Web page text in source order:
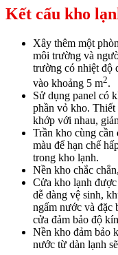
Kết cấu kho
Xây thêm một
môi trường và
trường có nhiệt độ
vào khoảng 5 m2.
Sử dụng panel có
phần vỏ kho. Thiết
khớp với nhau,
Trần kho cùng cần
màu để hạn chế
trong kho lạnh.
Nền kho chắc
Cửa kho lạnh
dễ dàng vệ sinh,
ngấm nước và đặc
cửa đảm bảo độ
Nền kho đảm bảo
nước từ dàn lạnh